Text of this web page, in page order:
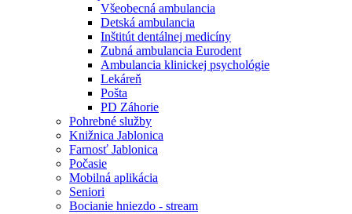
Všeobecná ambulancia
Detská ambulancia
Inštitút dentálnej medicíny
Zubná ambulancia Eurodent
Ambulancia klinickej psychológie
Lekáreň
Pošta
PD Záhorie
Pohrebné služby
Knižnica Jablonica
Farnosť Jablonica
Počasie
Mobilná aplikácia
Seniori
Bocianie hniezdo - stream